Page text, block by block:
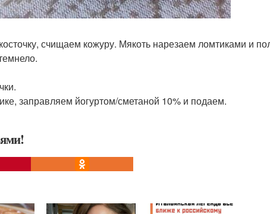
счищаем кожуру. Мякоть нарезаем ломтиками и
заправляем йогуртом/сметаной 10% и подаем.